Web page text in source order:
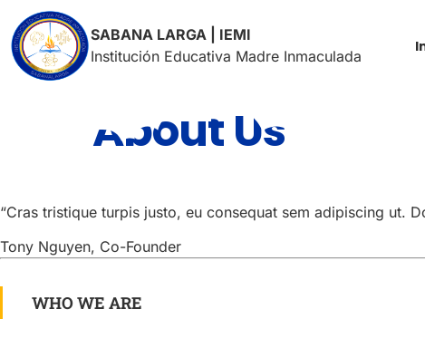
SABANA LARGA | IEMI
Institución Educativa Madre Inmaculada
About Us
“Cras tristique turpis justo, eu consequat sem adipiscing ut.
Tony Nguyen, Co-Founder
WHO WE ARE